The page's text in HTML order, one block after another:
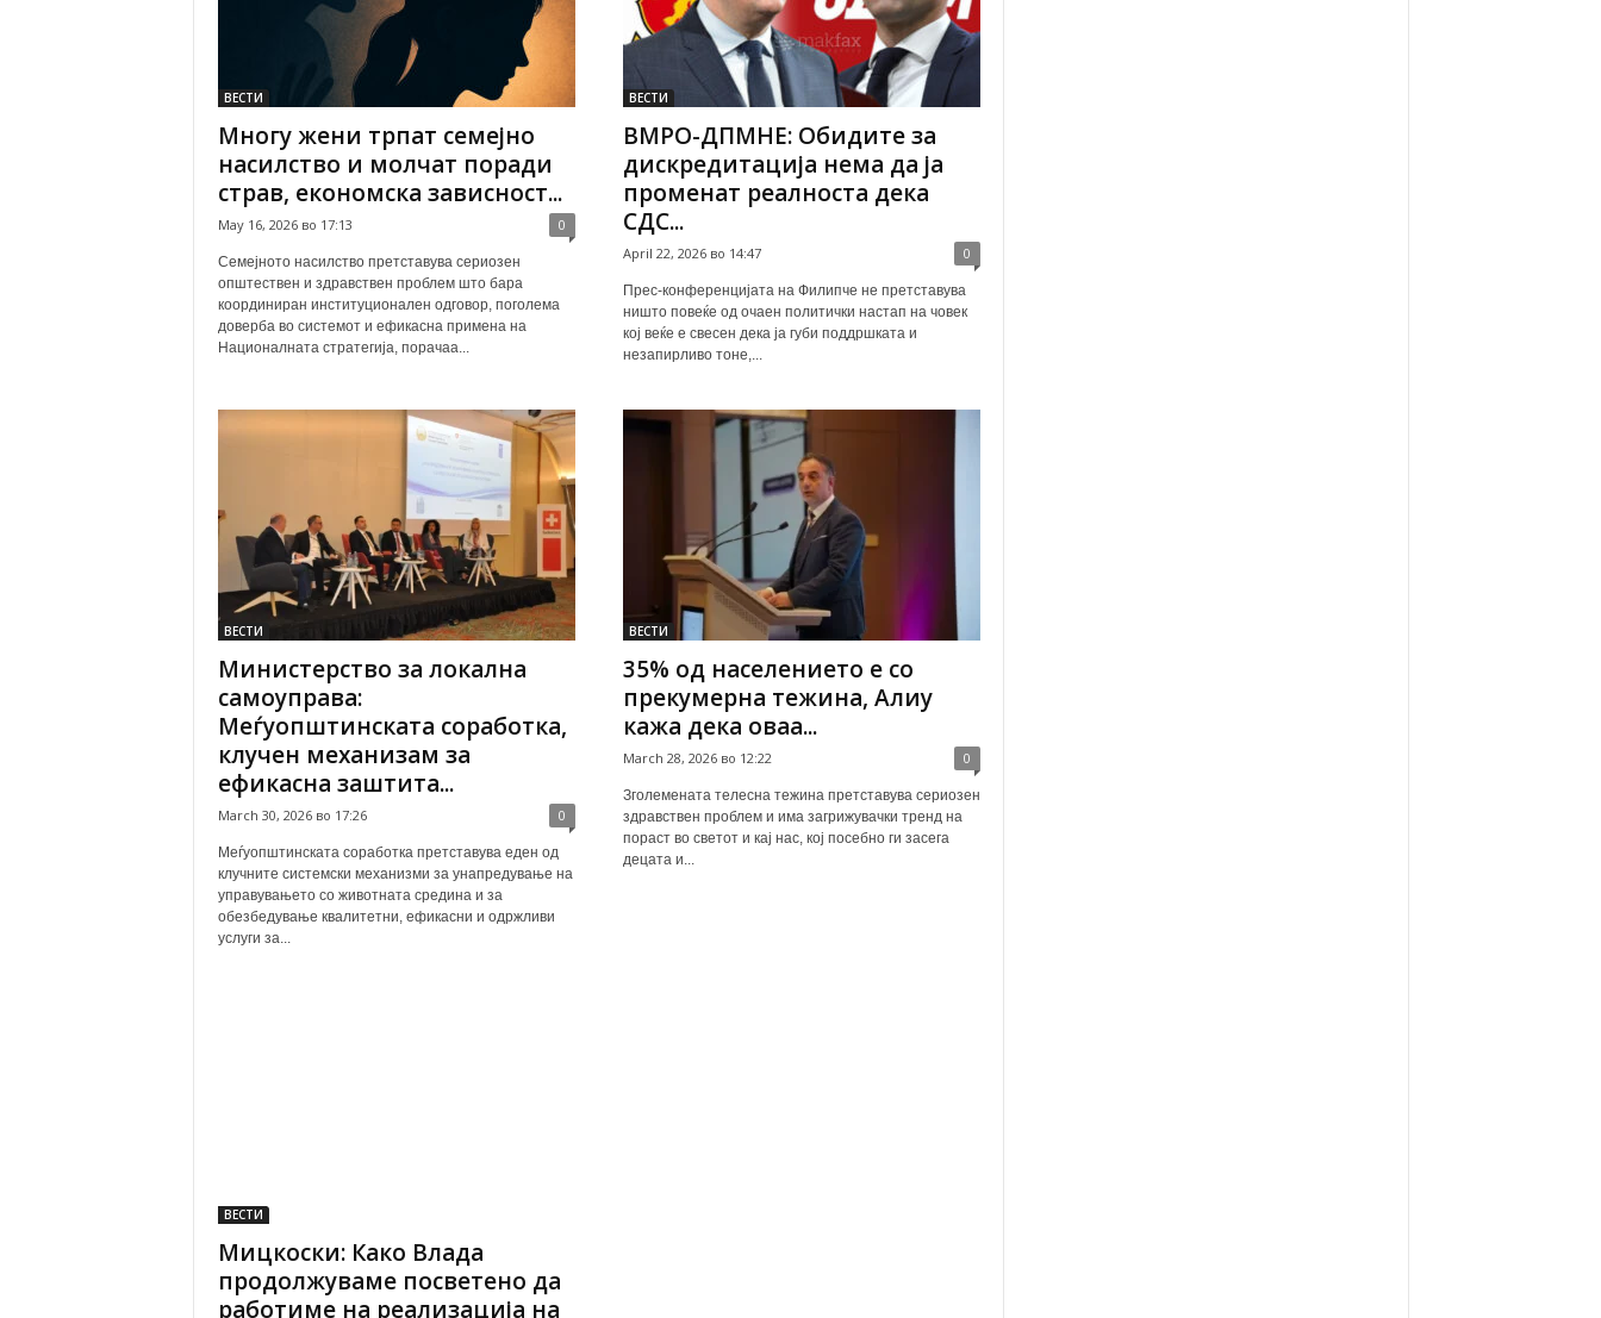
ВЕСТИ
Многу жени трпат семејно
насилство и молчат поради
страв, економска зависност...
May 16, 2026 во 17:13 0
Семејното насилство претставува сериозен
општествен и здравствен проблем што бара
координиран институционален одговор, поголема
доверба во системот и ефикасна примена на
Националната стратегија, порачаа...
ВЕСТИ
ВМРО-ДПМНЕ: Обидите за
дискредитација нема да ја
променат реалноста дека
СДС...
April 22, 2026 во 14:47 0
Прес-конференцијата на Филипче не претставува
ништо повеќе од очаен политички настап на човек
кој веќе е свесен дека ја губи поддршката и
незапирливо тоне,...
ВЕСТИ
Министерство за локална
самоуправа:
Меѓуопштинската соработка,
клучен механизам за
ефикасна заштита...
March 30, 2026 во 17:26 0
Меѓуопштинската соработка претставува еден од
клучните системски механизми за унапредување на
управувањето со животната средина и за
обезбедување квалитетни, ефикасни и одржливи
услуги за...
ВЕСТИ
35% од населението е со
прекумерна тежина, Алиу
кажа дека оваа...
March 28, 2026 во 12:22 0
Зголемената телесна тежина претставува сериозен
здравствен проблем и има загрижувачки тренд на
пораст во светот и кај нас, кој посебно ги засега
децата и...
ВЕСТИ
Мицкоски: Како Влада
продолжуваме посветено да
работиме на реализација на